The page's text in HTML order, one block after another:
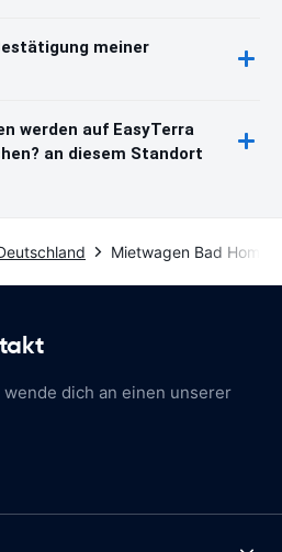
meiner
werden auf EasyTerra
an diesem Standort
Mietwagen Bad
dich an einen unserer